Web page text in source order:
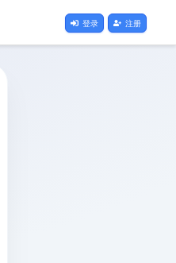
登录 注册